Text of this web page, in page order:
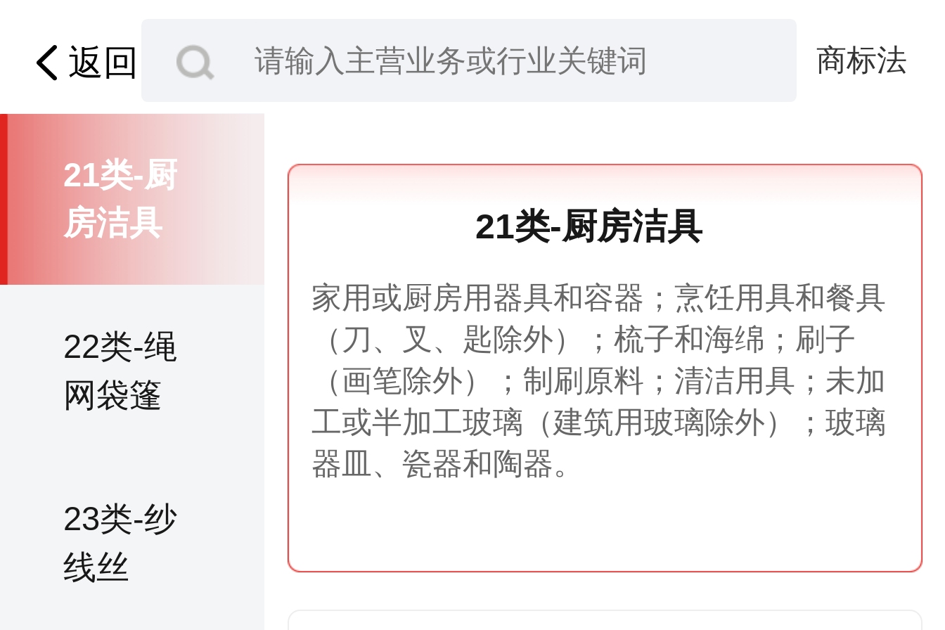
返回 商标法
具
21类-厨
房洁具
22类-绳
网袋篷
23类-纱
线丝
21类-厨房洁具
家用或厨房用器具和容器；烹饪用具和餐具
（刀、叉、匙除外）；梳子和海绵；刷子
（画笔除外）；制刷原料；清洁用具；未加
工或半加工玻璃（建筑用玻璃除外）；玻璃
器皿、瓷器和陶器。